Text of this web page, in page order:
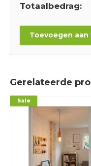
Totaalbedrag:
Toevoegen
Gerelateerde
Sale